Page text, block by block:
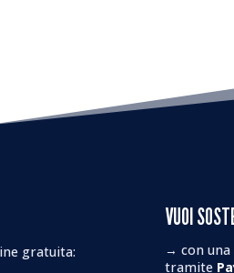
gratuita:
VUOI
→ con una
tramite